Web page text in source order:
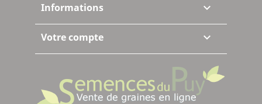
Informations 
Votre compte 